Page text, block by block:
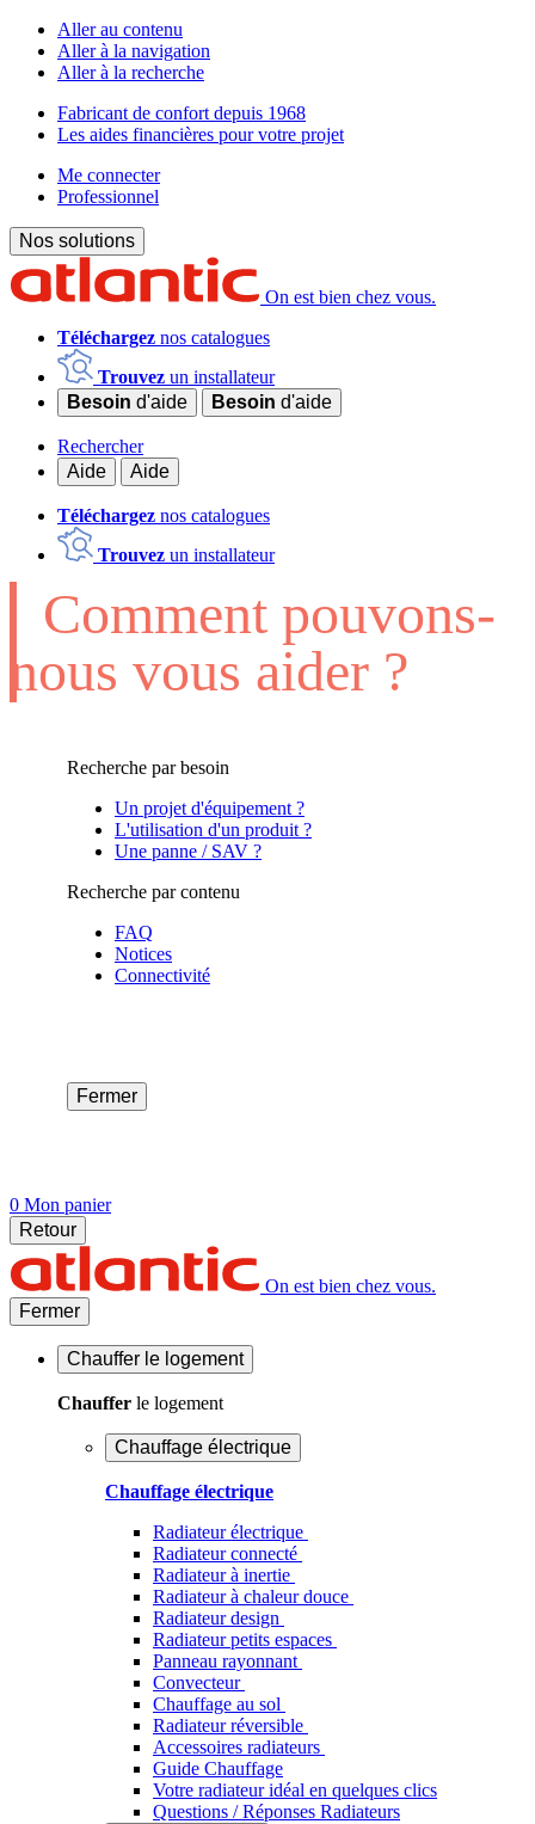
Aller au contenu
Aller à la navigation
Aller à la recherche
Fabricant de confort depuis 1968
Les aides financières pour votre projet
Me connecter
Professionnel
Nos solutions
On est bien chez vous.
Téléchargez nos catalogues
Trouvez un installateur
Besoin d'aide Besoin d'aide
Rechercher
Aide
Aide
Téléchargez nos catalogues
Trouvez un installateur
Comment pouvons-
nous vous aider ?
Recherche par besoin
Un projet d'équipement ?
L'utilisation d'un produit ?
Une panne / SAV ?
Recherche par contenu
FAQ
Notices
Connectivité
Fermer
0 Mon panier
Retour
On est bien chez vous.
Fermer
Chauffer le logement
Chauffer le logement
Chauffage électrique
Chauffage électrique
Radiateur électrique
Radiateur connecté
Radiateur à inertie
Radiateur à chaleur douce
Radiateur design
Radiateur petits espaces
Panneau rayonnant
Convecteur
Chauffage au sol
Radiateur réversible
Accessoires radiateurs
Guide Chauffage
Votre radiateur idéal en quelques clics
Questions / Réponses Radiateurs